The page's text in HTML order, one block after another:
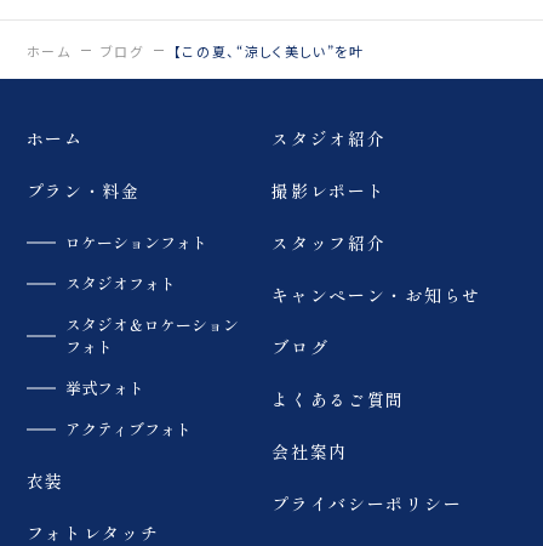
「ReiMei+」 場所:福島
LINE:@757gbgmv ご
（オンライン可） 受付中
です！
……………………… #
海道前撮り #dressy花嫁
#プラコレ #福島前撮り
ホーム ブログ 【この夏、“涼しく美しい”を叶
ホーム
プラン・料金
ロケーションフォト
スタジオフォト
スタジオ＆ロケーション
フォト
挙式フォト
アクティブフォト
衣装
フォトレタッチ
スタジオ紹介
撮影レポート
スタッフ紹介
キャンペーン・お知らせ
ブログ
よくあるご質問
会社案内
プライバシーポリシー